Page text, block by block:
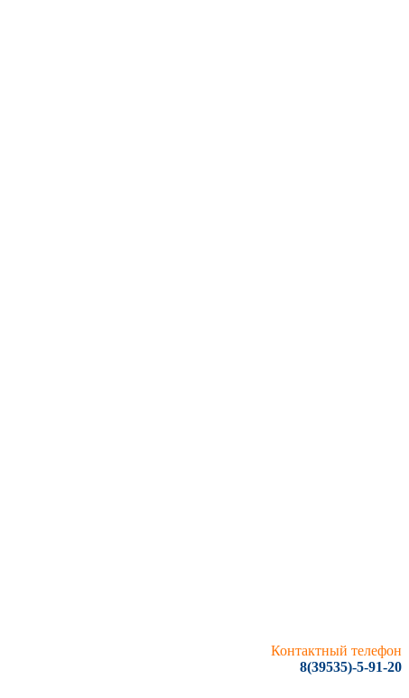
Контактный телефон
8(39535)-5-91-20